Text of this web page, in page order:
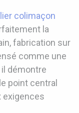
colimaçon
la
fabrication sur
comme une
démontre
point central
exigences